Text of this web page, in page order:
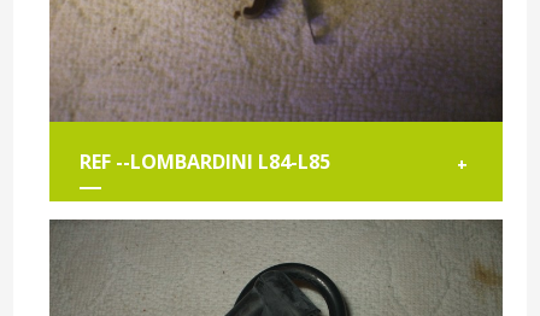
REF --LOMBARDINI L84-L85 +